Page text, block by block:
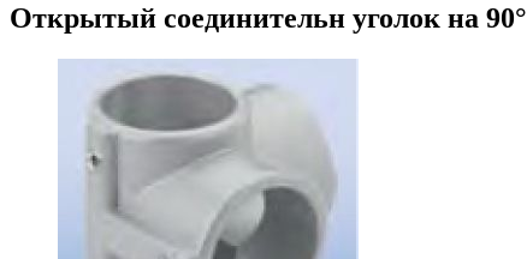
Открытый соединительн уголок на 90°